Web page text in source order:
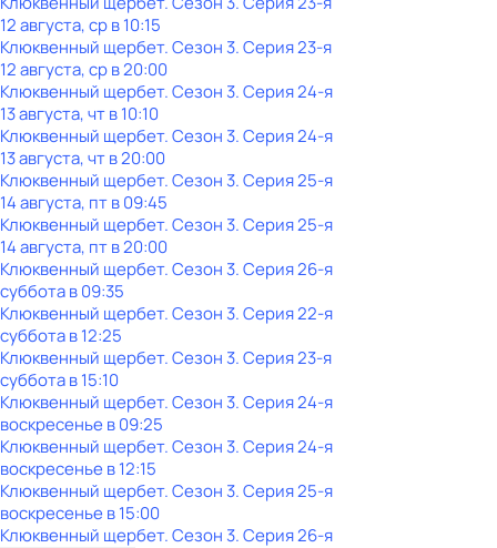
12 августа, ср в 10:15
Клюквенный щербет. Сезон 3. Серия 23-я
12 августа, ср в 20:00
Клюквенный щербет. Сезон 3. Серия 24-я
13 августа, чт в 10:10
Клюквенный щербет. Сезон 3. Серия 24-я
13 августа, чт в 20:00
Клюквенный щербет. Сезон 3. Серия 25-я
14 августа, пт в 09:45
Клюквенный щербет. Сезон 3. Серия 25-я
14 августа, пт в 20:00
Клюквенный щербет. Сезон 3. Серия 26-я
субботав09:35
Клюквенный щербет. Сезон 3. Серия 22-я
субботав12:25
Клюквенный щербет. Сезон 3. Серия 23-я
субботав15:10
Клюквенный щербет. Сезон 3. Серия 24-я
воскресенье в09:25
Клюквенный щербет. Сезон 3. Серия 24-я
воскресенье в12:15
Клюквенный щербет. Сезон 3. Серия 25-я
воскресенье в15:00
Клюквенный щербет. Сезон 3. Серия 26-я